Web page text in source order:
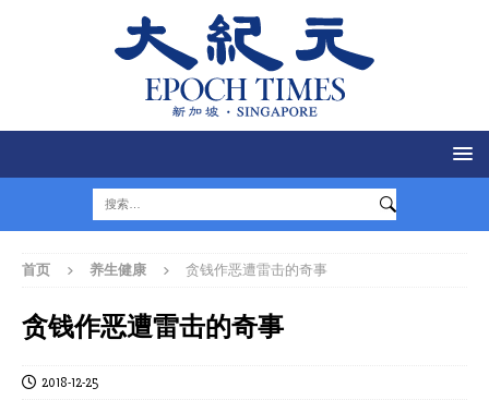
首页 养生健康 贪钱作恶遭雷击的奇事
贪钱作恶遭雷击的奇事
2018-12-25